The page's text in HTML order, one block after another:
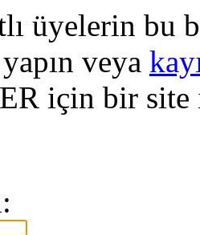
üyelerin bu
veya
için bir